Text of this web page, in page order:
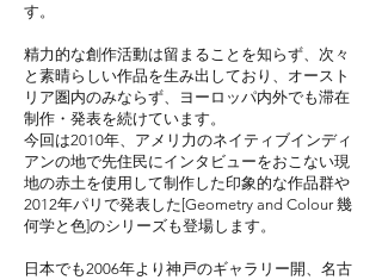
す。
精力的な創作活動は留まることを知らず、次々
と素晴らしい作品を生み出しており、オースト
リア圏内のみならず、ヨーロッパ内外でも滞在
制作・発表を続けています。
今回は2010年、アメリ力のネイティブインディ
アンの地で先住民にインタビューをおこない現
地の赤土を使用して制作した印象的な作品群や
2012年パリで発表した[Geometry and Colour 幾
何学と色]のシリーズも登場します。
日本でも2006年より神戸のギャラリー開、名古